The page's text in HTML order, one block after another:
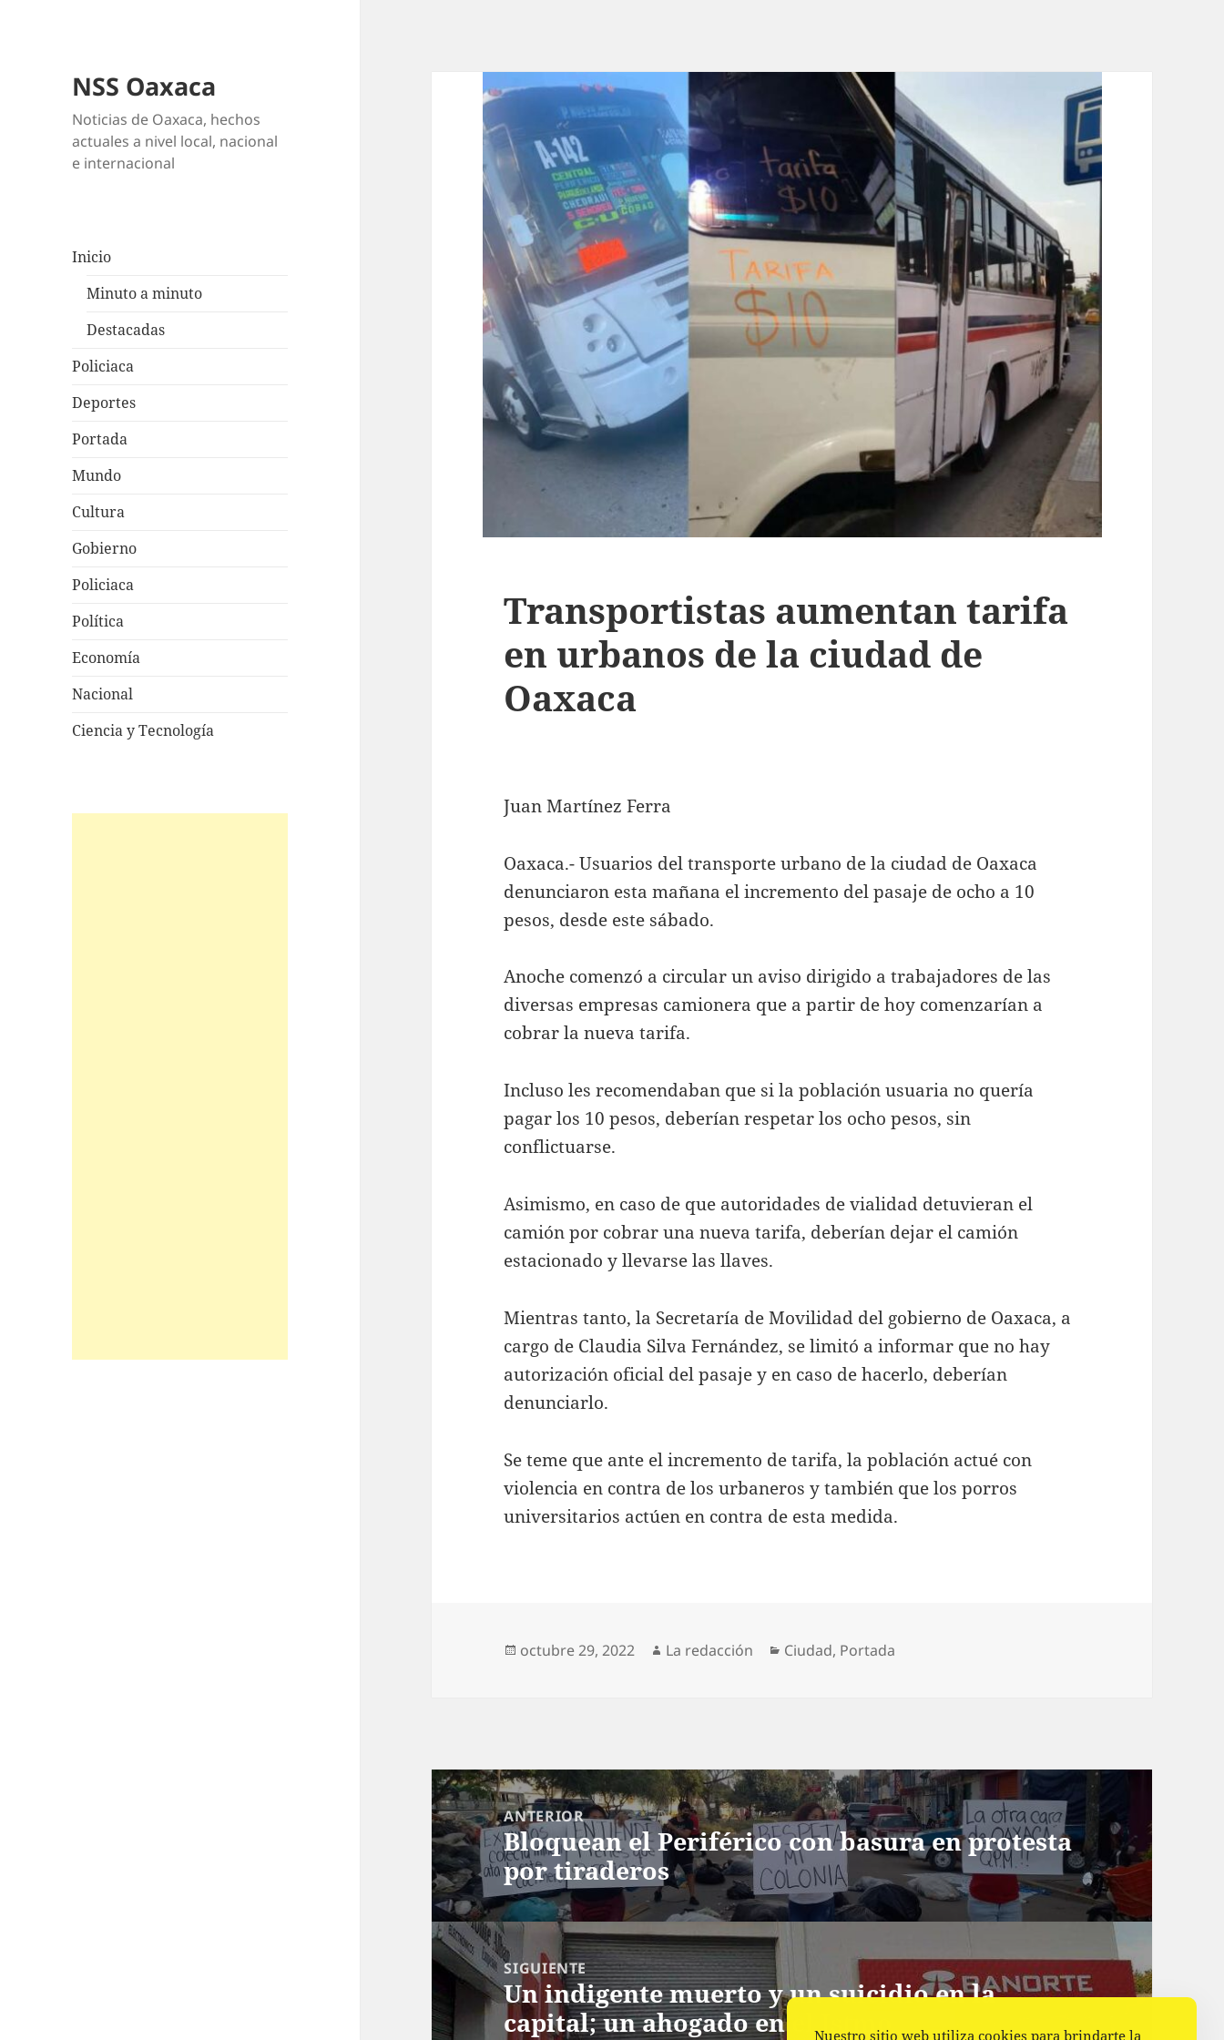
NSS Oaxaca
Noticias de Oaxaca, hechos
actuales a nivel local, nacional
e internacional
Inicio
Minuto a minuto
Destacadas
Policiaca
Deportes
Portada
Mundo
Cultura
Gobierno
Policiaca
Política
Economía
Nacional
Ciencia y Tecnología
Transportistas aumentan tarifa
en urbanos de la ciudad de
Oaxaca
Juan Martínez Ferra
Oaxaca.- Usuarios del transporte urbano de la ciudad de Oaxaca
denunciaron esta mañana el incremento del pasaje de ocho a 10
pesos, desde este sábado.
Anoche comenzó a circular un aviso dirigido a trabajadores de las
diversas empresas camionera que a partir de hoy comenzarían a
cobrar la nueva tarifa.
Incluso les recomendaban que si la población usuaria no quería
pagar los 10 pesos, deberían respetar los ocho pesos, sin
conflictuarse.
Asimismo, en caso de que autoridades de vialidad detuvieran el
camión por cobrar una nueva tarifa, deberían dejar el camión
estacionado y llevarse las llaves.
Mientras tanto, la Secretaría de Movilidad del gobierno de Oaxaca, a
cargo de Claudia Silva Fernández, se limitó a informar que no hay
autorización oficial del pasaje y en caso de hacerlo, deberían
denunciarlo.
Se teme que ante el incremento de tarifa, la población actué con
violencia en contra de los urbaneros y también que los porros
universitarios actúen en contra de esta medida.
Publicado
octubre 29, 2022 Autor
La redacción Categorías
Ciudad, Portada
Navegación
de
entradas
ANTERIOR
Entrada
anterior:
Bloquean el Periférico con basura en protesta
por tiraderos
SIGUIENTE
Siguiente
entrada:
Un indigente muerto y un suicidio en la
capital; un ahogado en el IstmoNuestro sitio web utiliza cookies para brindarte la